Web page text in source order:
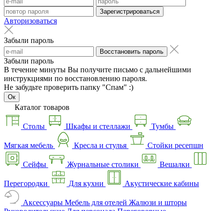
Зарегистрироваться
Авторизоваться
Забыли пароль
Восстановить пароль
Забыли пароль
В течение минуты Вы получите письмо с дальнейшими
инструкциями по восстановлению пароля.
Не забудьте проверить папку "Спам" :)
Ок
Каталог товаров
Столы Шкафы и стеллажи Тумбы
Мягкая мебель Кресла и стулья Стойки ресепшн
Сейфы Журнальные столики Вешалки
Перегородки Для кухни Акустические кабины
Аксессуары Мебель для отелей Жалюзи и шторы